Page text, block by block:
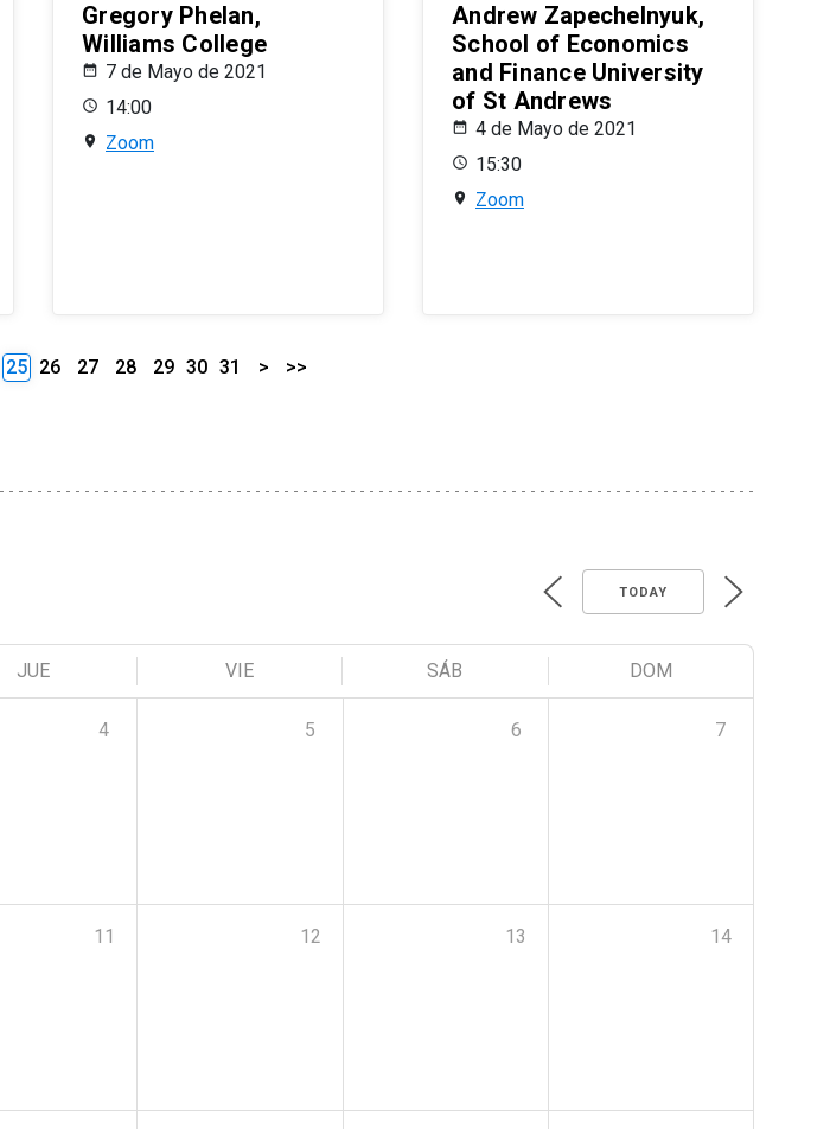
Gregory Phelan,
Williams College
7 de Mayo de 2021
14:00
Zoom
Andrew Zapechelnyuk,
School of Economics
and Finance University
of St Andrews
4 de Mayo de 2021
15:30
Zoom
25 26 27 28 29 30 31 > >>
TODAY
JUE VIE SÁB DOM
4 5 6 7
11 12 13 14